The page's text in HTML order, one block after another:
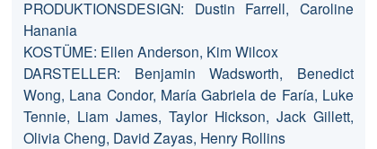
PRODUKTIONSDESIGN: Dustin Farrell, Caroline
Hanania
KOSTÜME: Ellen Anderson, Kim Wilcox
DARSTELLER: Benjamin Wadsworth, Benedict
Wong, Lana Condor, María Gabriela de Faría, Luke
Tennie, Liam James, Taylor Hickson, Jack Gillett,
Olivia Cheng, David Zayas, Henry Rollins